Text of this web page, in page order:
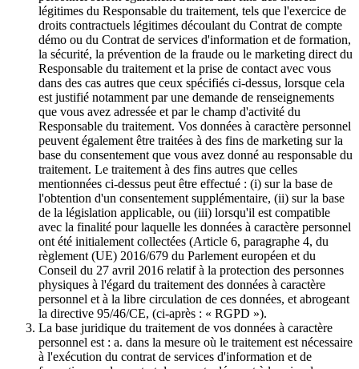
légitimes du Responsable du traitement, tels que l'exercice de
droits contractuels légitimes découlant du Contrat de compte
démo ou du Contrat de services d'information et de formation,
la sécurité, la prévention de la fraude ou le marketing direct du
Responsable du traitement et la prise de contact avec vous
dans des cas autres que ceux spécifiés ci-dessus, lorsque cela
est justifié notamment par une demande de renseignements
que vous avez adressée et par le champ d'activité du
Responsable du traitement. Vos données à caractère personnel
peuvent également être traitées à des fins de marketing sur la
base du consentement que vous avez donné au responsable du
traitement. Le traitement à des fins autres que celles
mentionnées ci-dessus peut être effectué : (i) sur la base de
l'obtention d'un consentement supplémentaire, (ii) sur la base
de la législation applicable, ou (iii) lorsqu'il est compatible
avec la finalité pour laquelle les données à caractère personnel
ont été initialement collectées (Article 6, paragraphe 4, du
règlement (UE) 2016/679 du Parlement européen et du
Conseil du 27 avril 2016 relatif à la protection des personnes
physiques à l'égard du traitement des données à caractère
personnel et à la libre circulation de ces données, et abrogeant
la directive 95/46/CE, (ci-après : « RGPD »).
La base juridique du traitement de vos données à caractère
personnel est : a. dans la mesure où le traitement est nécessaire
à l'exécution du contrat de services d'information et de